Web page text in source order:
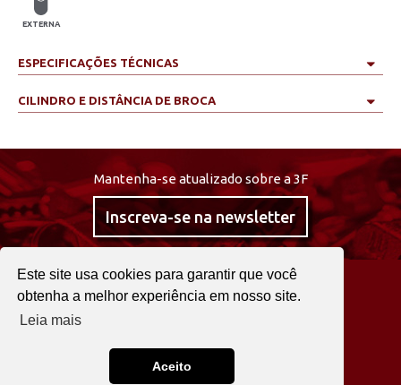
Este site usa cookies para garantir que você
obtenha a melhor experiência em nosso site.
Leia mais
Aceito
EXTERNA
ESPECIFICAÇÕES TÉCNICAS
CILINDRO E DISTÂNCIA DE BROCA
Mantenha-se atualizado sobre a 3F
Inscreva-se na newsletter
@curta3f
3F © 2026. TODOS OS DIREITOS RESERVADOS